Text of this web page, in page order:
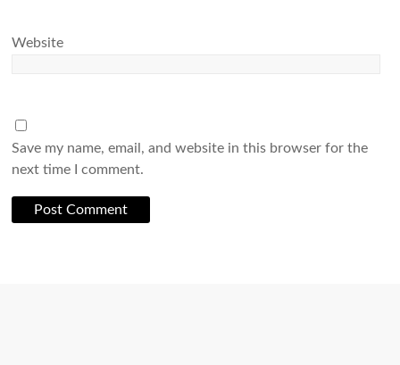
Website
Save my name, email, and website in this browser for the
next time I comment.